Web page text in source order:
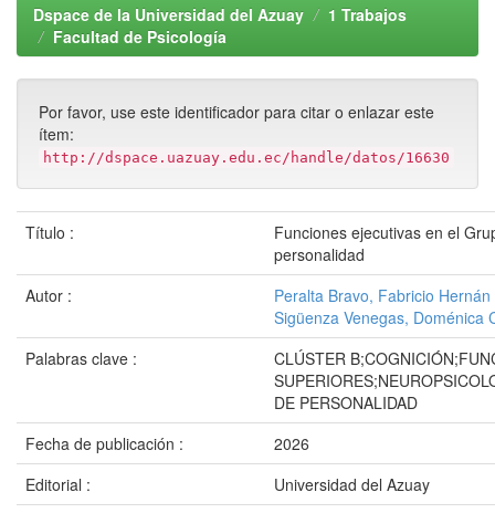
Dspace de la Universidad del Azuay
1 Trabajos
Facultad de Psicología
Por favor, use este identificador para citar o enlazar este
ítem:
http://dspace.uazuay.edu.ec/handle/datos/16630
Título :
Funciones ejecutivas en el
personalidad
Autor :
Peralta Bravo, Fabricio Hernán
Sigüenza Venegas, Doménica
Palabras clave :
CLÚSTER
DE PERSONALIDAD
Fecha de publicación :
2026
Editorial :
Universidad del Azuay